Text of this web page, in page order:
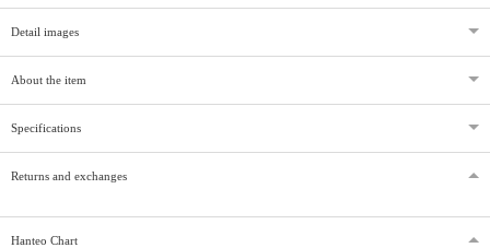
Detail images
About the item
Specifications
Returns and exchanges
Hanteo Chart